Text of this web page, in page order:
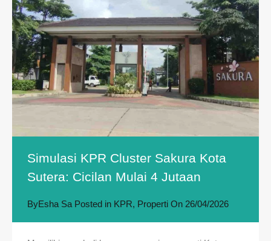
Simulasi KPR Cluster Sakura Kota
Sutera: Cicilan Mulai 4 Jutaan
ByEsha Sa Posted in KPR, Properti On 26/04/2026